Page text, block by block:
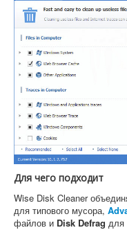
Для чего подходит
Wise Disk Cleaner
для типового мусора,
файлов и Disk Defrag для